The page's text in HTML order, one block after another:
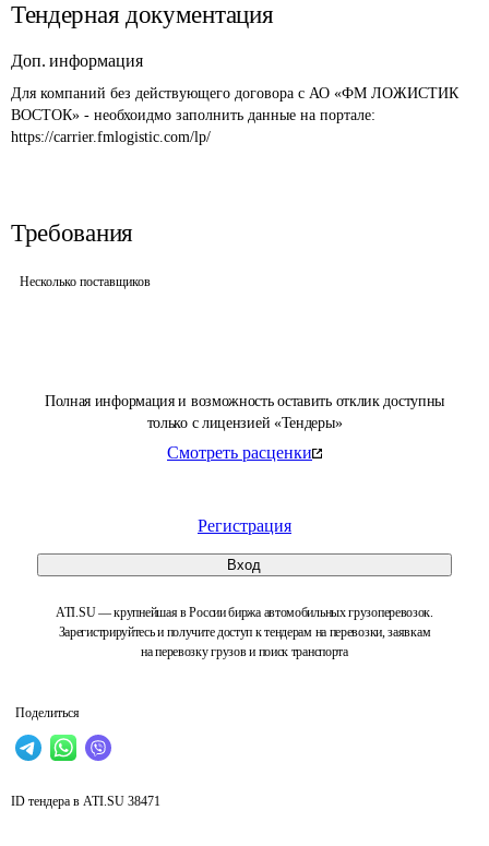
Полная информация и возможность оставить отклик доступны
только с лицензией «Тендеры»
Смотреть расценки
Регистрация
Вход
ATI.SU — крупнейшая в России биржа автомобильных грузоперевозок.
Зарегистрируйтесь и получите доступ к тендерам на перевозки, заявкам
на перевозку грузов и поиск транспорта
Поделиться
Тендерная документация
Доп. информация
Для компаний без действующего договора с АО «ФМ ЛОЖИСТИК
ВОСТОК» - необхоидмо заполнить данные на портале:
https://carrier.fmlogistic.com/lp/
Требования
Несколько поставщиков
ID тендера в ATI.SU 38471